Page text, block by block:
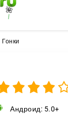
🌺
Гонки
Андроид: 5.0+